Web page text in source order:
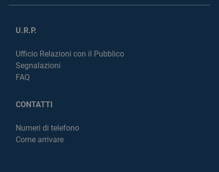
U.R.P.
Ufficio Relazioni con il Pubblico
Segnalazioni
FAQ
CONTATTI
Numeri di telefono
Come arrivare